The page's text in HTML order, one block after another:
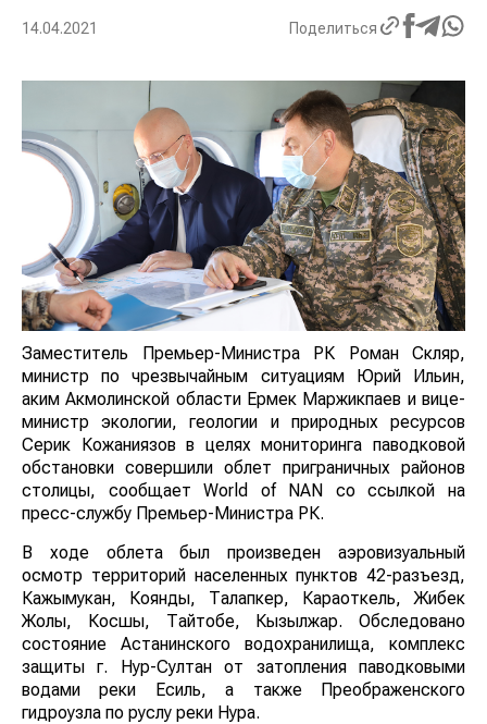
14.04.2021 Поделиться
Заместитель Премьер-Министра РК Роман Скляр,
министр по чрезвычайным ситуациям Юрий Ильин,
аким Акмолинской области Ермек Маржикпаев и вице-
министр экологии, геологии и природных ресурсов
Серик Кожаниязов в целях мониторинга паводковой
обстановки совершили облет приграничных районов
столицы, сообщает World of NAN со ссылкой на
пресс-службу Премьер-Министра РК.
В ходе облета был произведен аэровизуальный
осмотр территорий населенных пунктов 42-разъезд,
Кажымукан, Коянды, Талапкер, Караоткель, Жибек
Жолы, Косшы, Тайтобе, Кызылжар. Обследовано
состояние Астанинского водохранилища, комплекс
защиты г. Нур-Султан от затопления паводковыми
водами реки Есиль, а также Преображенского
гидроузла по руслу реки Нура.